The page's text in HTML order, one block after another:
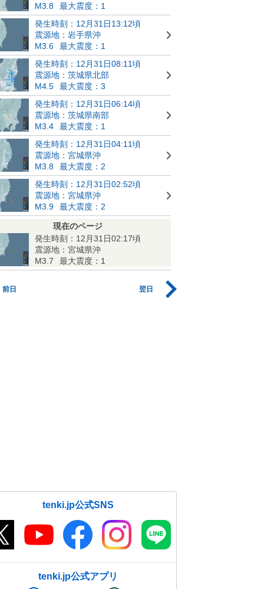
M3.8
最大震度：1
発生時刻：12月31日13:12頃
震源地：岩手県沖
M3.6
最大震度：1
発生時刻：12月31日08:11頃
震源地：茨城県北部
M4.5
最大震度：3
発生時刻：12月31日06:14頃
震源地：茨城県南部
M3.4
最大震度：1
発生時刻：12月31日04:11頃
震源地：宮城県沖
M3.8
最大震度：2
発生時刻：12月31日02:52頃
震源地：宮城県沖
M3.9
最大震度：2
現在のページ
発生時刻：12月31日02:17頃
震源地：宮城県沖
M3.7
最大震度：1
前日 翌日
tenki.jp公式SNS
tenki.jp公式アプリ